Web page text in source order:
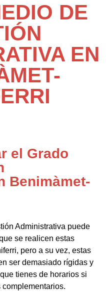
DE
EN
el Grado
Benimàmet-
Administrativa puede
se realicen estas
pero a su vez, estas
ser demasiado rígidas y
tienes de horarios si